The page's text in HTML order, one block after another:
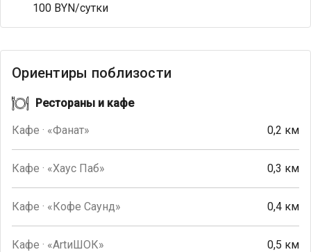
100 BYN/сутки
Ориентиры поблизости
Рестораны и кафе
Кафе · «Фанат» 0,2 км
Кафе · «Хаус Паб» 0,3 км
Кафе · «Кофе Саунд» 0,4 км
Кафе · «ArtиШОК» 0,5 км